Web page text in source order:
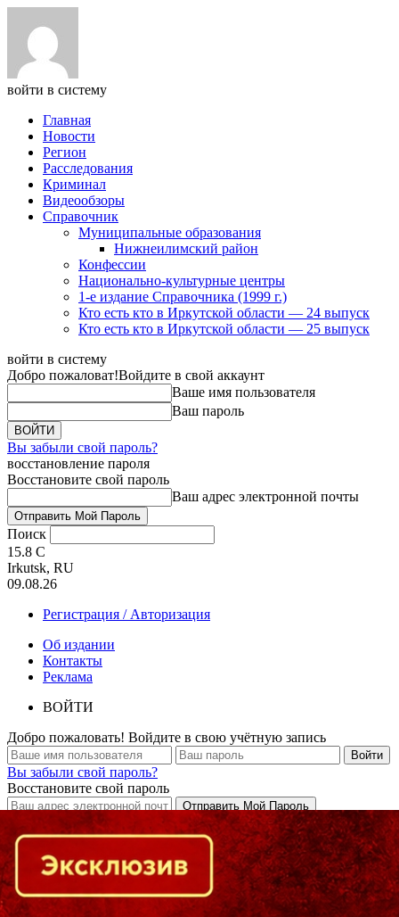
войти в систему
Главная
Новости
Регион
Расследования
Криминал
Видеообзоры
Справочник
Муниципальные образования
Нижнеилимский район
Конфессии
Национально-культурные центры
1-е издание Справочника (1999 г.)
Кто есть кто в Иркутской области — 24 выпуск
Кто есть кто в Иркутской области — 25 выпуск
войти в систему
Добро пожаловат!Войдите в свой аккаунт
Ваше имя пользователя
Ваш пароль
Вы забыли свой пароль?
восстановление пароля
Восстановите свой пароль
Ваш адрес электронной почты
Поиск
15.8 C
Irkutsk, RU
09.08.26
Регистрация / Авторизация
Об издании
Контакты
Реклама
ВОЙТИ
Добро пожаловать! Войдите в свою учётную запись
Вы забыли свой пароль?
Восстановите свой пароль
Кто есть кто в Байкальском регионе